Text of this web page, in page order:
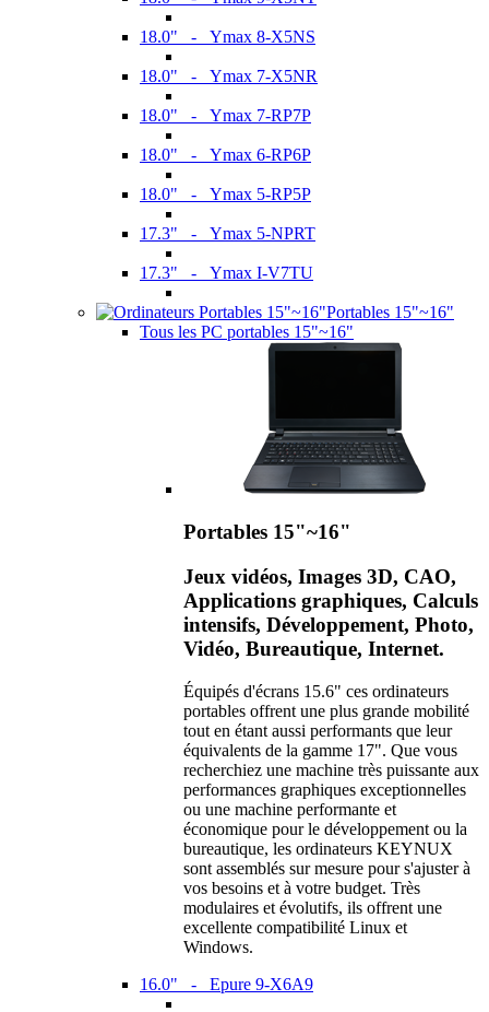
18.0" - Ymax 8-X5NS
18.0" - Ymax 7-X5NR
18.0" - Ymax 7-RP7P
18.0" - Ymax 6-RP6P
18.0" - Ymax 5-RP5P
17.3" - Ymax 5-NPRT
17.3" - Ymax I-V7TU
Portables 15"~16"
Tous les PC portables 15"~16"
Portables 15"~16"
Jeux vidéos, Images 3D, CAO,
Applications graphiques, Calculs
intensifs, Développement, Photo,
Vidéo, Bureautique, Internet.
Équipés d'écrans 15.6" ces ordinateurs
portables offrent une plus grande mobilité
tout en étant aussi performants que leur
équivalents de la gamme 17". Que vous
recherchiez une machine très puissante aux
performances graphiques exceptionnelles
ou une machine performante et
économique pour le développement ou la
bureautique, les ordinateurs KEYNUX
sont assemblés sur mesure pour s'ajuster à
vos besoins et à votre budget. Très
modulaires et évolutifs, ils offrent une
excellente compatibilité Linux et
Windows.
16.0" - Epure 9-X6A9